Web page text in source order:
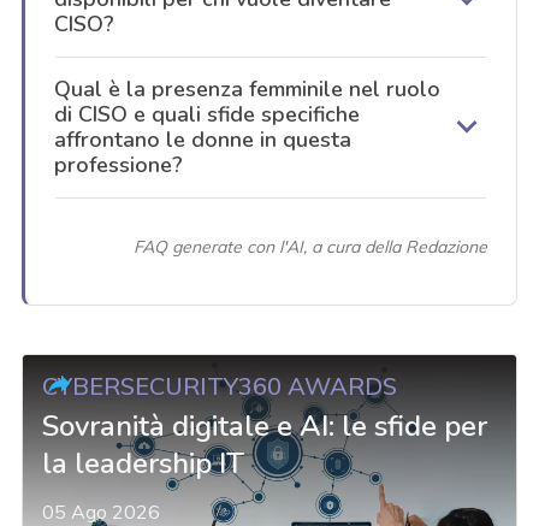
CISO?
Qual è la presenza femminile nel ruolo
di CISO e quali sfide specifiche
affrontano le donne in questa
professione?
FAQ generate con l'AI, a cura della Redazione
CYBERSECURITY360 AWARDS
Sovranità digitale e AI: le sfide per
la leadership IT
05 Ago 2026